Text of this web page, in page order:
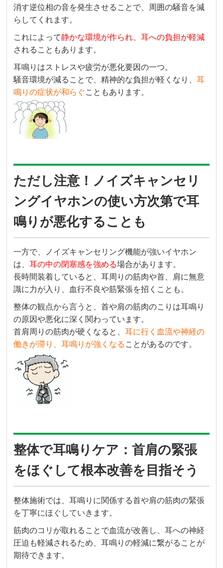
消す逆位相の音を発生させることで、周囲の騒音を減
らしてくれます。
これによって静かな環境が作られ、耳への負担が軽減
されることもあります。
耳鳴りはストレスや疲労が悪化要因の一つ。
騒音環境が減ることで、精神的な負担が軽くなり、耳
鳴りの症状が和らぐこともあります。
ただし注意！ノイズキャンセリ
ングイヤホンの使い方次第で耳
鳴りが悪化することも
一方で、ノイズキャンセリング機能が強いイヤホン
は、耳の中の閉塞感を強める場合があります。
長時間装着していると、耳周りの筋肉や首、肩に無意
識に力が入り、血行不良や筋緊張を招くことも。
整体の観点から言うと、首や肩の筋肉のこりは耳鳴り
の原因や悪化に深く関わっています。
首肩周りの筋肉が硬くなると、耳に行く血流や神経の
働きが滞り、耳鳴りが強くなる ことがあるのです。
整体で耳鳴りケア：首肩の緊張
をほぐして根本改善を目指そう
整体施術では、耳鳴りに関係する首や肩の筋肉の緊張
を丁寧にほぐしていきます。
筋肉のコリが取れることで血流が改善し、耳への神経
圧迫も軽減されるため、耳鳴りの軽減に繋がることが
期待できます。